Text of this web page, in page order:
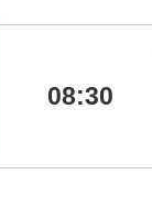
08:30